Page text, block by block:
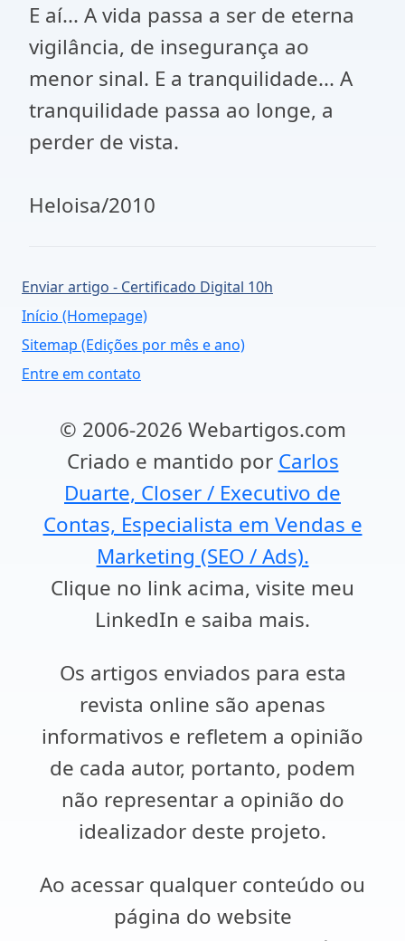
E aí... A vida passa a ser de eterna
vigilância, de insegurança ao
menor sinal. E a tranquilidade... A
tranquilidade passa ao longe, a
perder de vista.
Heloisa/2010
Enviar artigo - Certificado Digital 10h
Início (Homepage)
Sitemap (Edições por mês e ano)
Entre em contato
© 2006-2026 Webartigos.com
Criado e mantido por Carlos
Duarte, Closer / Executivo de
Contas, Especialista em Vendas e
Marketing (SEO / Ads).
Clique no link acima, visite meu
LinkedIn e saiba mais.
Os artigos enviados para esta
revista online são apenas
informativos e refletem a opinião
de cada autor, portanto, podem
não representar a opinião do
idealizador deste projeto.
Ao acessar qualquer conteúdo ou
página do website